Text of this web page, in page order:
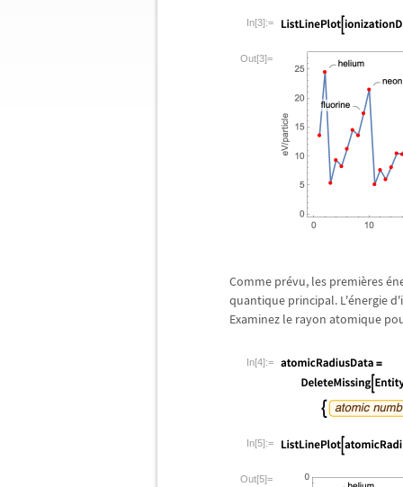
In[3]:=
Out[3]=
Comme prévu, les premièresé
quantique principal. L'énergie
Examinez le rayon atomique
In[4]:=
In[5]:=
Out[5]=